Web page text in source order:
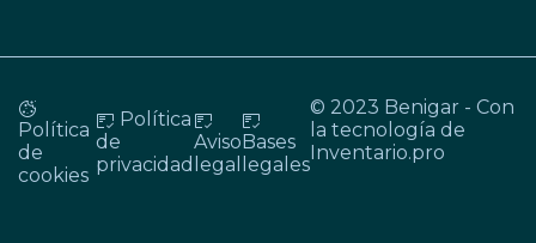
Política
de
cookies
Política
de
privacidad
Aviso
legal
Bases
legales
© 2023 Benigar - Con
la tecnología de
Inventario.pro